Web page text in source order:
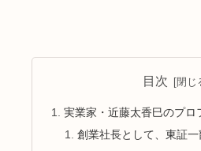
目次
実業家・近藤太香巳のプロ
創業社長として、東証